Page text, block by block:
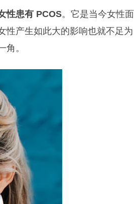
性患有 PCOS。它是当今女性面
性产生如此大的影响也就不足为
。